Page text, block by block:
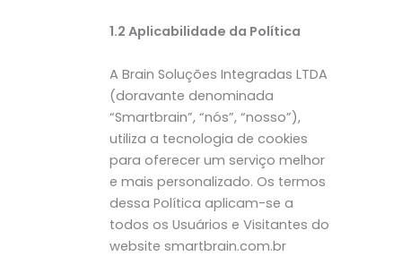
1.2 Aplicabilidade da Política
A Brain Soluções Integradas LTDA
(doravante denominada
“Smartbrain”, “nós”, “nosso”),
utiliza a tecnologia de cookies
para oferecer um serviço melhor
e mais personalizado. Os termos
dessa Política aplicam-se a
todos os Usuários e Visitantes do
website smartbrain.com.br